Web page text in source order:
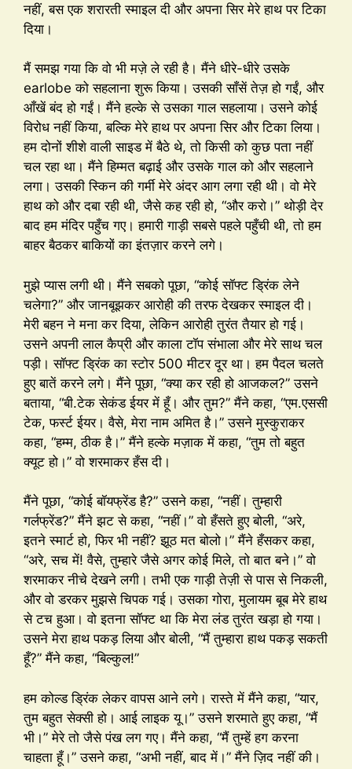
नहीं, बस एक शरारती स्माइल दी और अपना सिर मेरे हाथ पर टिका
दिया।
मैं समझ गया कि वो भी मज़े ले रही है। मैंने धीरे-धीरे उसके
earlobe को सहलाना शुरू किया। उसकी साँसें तेज़ हो गईं, और
आँखें बंद हो गईं। मैंने हल्के से उसका गाल सहलाया। उसने कोई
विरोध नहीं किया, बल्कि मेरे हाथ पर अपना सिर और टिका लिया।
हम दोनों शीशे वाली साइड में बैठे थे, तो किसी को कुछ पता नहीं
चल रहा था। मैंने हिम्मत बढ़ाई और उसके गाल को और सहलाने
लगा। उसकी स्किन की गर्मी मेरे अंदर आग लगा रही थी। वो मेरे
हाथ को और दबा रही थी, जैसे कह रही हो, “और करो।” थोड़ी देर
बाद हम मंदिर पहुँच गए। हमारी गाड़ी सबसे पहले पहुँची थी, तो हम
बाहर बैठकर बाकियों का इंतज़ार करने लगे।
मुझे प्यास लगी थी। मैंने सबको पूछा, “कोई सॉफ्ट ड्रिंक लेने
चलेगा?” और जानबूझकर आरोही की तरफ देखकर स्माइल दी।
मेरी बहन ने मना कर दिया, लेकिन आरोही तुरंत तैयार हो गई।
उसने अपनी लाल कैप्री और काला टॉप संभाला और मेरे साथ चल
पड़ी। सॉफ्ट ड्रिंक का स्टोर 500 मीटर दूर था। हम पैदल चलते
हुए बातें करने लगे। मैंने पूछा, “क्या कर रही हो आजकल?” उसने
बताया, “बी.टेक सेकंड ईयर में हूँ। और तुम?” मैंने कहा, “एम.एससी
टेक, फर्स्ट ईयर। वैसे, मेरा नाम अमित है।” उसने मुस्कुराकर
कहा, “हम्म, ठीक है।” मैंने हल्के मज़ाक में कहा, “तुम तो बहुत
क्यूट हो।” वो शरमाकर हँस दी।
मैंने पूछा, “कोई बॉयफ्रेंड है?” उसने कहा, “नहीं। तुम्हारी
गर्लफ्रेंड?” मैंने झट से कहा, “नहीं।” वो हँसते हुए बोली, “अरे,
इतने स्मार्ट हो, फिर भी नहीं? झूठ मत बोलो।” मैंने हँसकर कहा,
“अरे, सच में! वैसे, तुम्हारे जैसे अगर कोई मिले, तो बात बने।” वो
शरमाकर नीचे देखने लगी। तभी एक गाड़ी तेज़ी से पास से निकली,
और वो डरकर मुझसे चिपक गई। उसका गोरा, मुलायम बूब मेरे हाथ
से टच हुआ। वो इतना सॉफ्ट था कि मेरा लंड तुरंत खड़ा हो गया।
उसने मेरा हाथ पकड़ लिया और बोली, “मैं तुम्हारा हाथ पकड़ सकती
हूँ?” मैंने कहा, “बिल्कुल!”
हम कोल्ड ड्रिंक लेकर वापस आने लगे। रास्ते में मैंने कहा, “यार,
तुम बहुत सेक्सी हो। आई लाइक यू।” उसने शरमाते हुए कहा, “मैं
भी।” मेरे तो जैसे पंख लग गए। मैंने कहा, “मैं तुम्हें हग करना
चाहता हूँ।” उसने कहा, “अभी नहीं, बाद में।” मैंने ज़िद नहीं की।